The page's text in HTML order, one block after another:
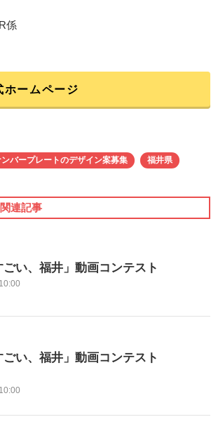
係
ホームページ
バープレートのデザイン案募集 福井県
関連記事
ごい、福井」動画コンテスト
ごい、福井」動画コンテスト